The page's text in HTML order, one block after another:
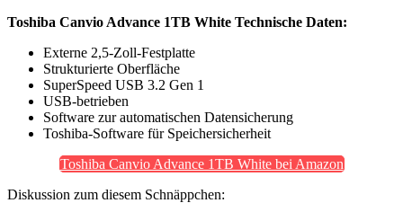
Toshiba Canvio Advance 1TB White Technische Daten:
Externe 2,5-Zoll-Festplatte
Strukturierte Oberfläche
SuperSpeed USB 3.2 Gen 1
USB-betrieben
Software zur automatischen Datensicherung
Toshiba-Software für Speichersicherheit
Toshiba Canvio Advance 1TB White bei Amazon
Diskussion zum diesem Schnäppchen: